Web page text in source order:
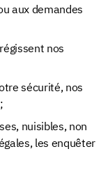
aux demandes
nos
sécurité, nos
nuisibles, non
les enquêter